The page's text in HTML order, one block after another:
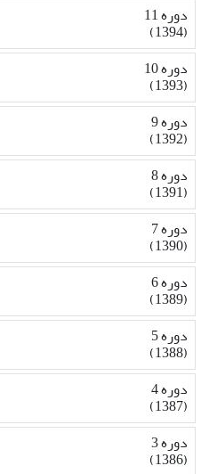
دوره 11
(1394)
دوره 10
(1393)
دوره 9
(1392)
دوره 8
(1391)
دوره 7
(1390)
دوره 6
(1389)
دوره 5
(1388)
دوره 4
(1387)
دوره 3
(1386)